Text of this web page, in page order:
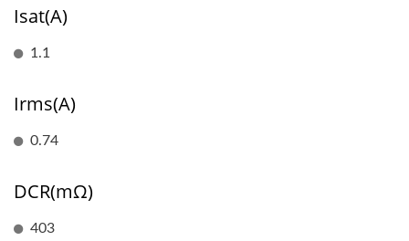
Isat(A)
1.1
Irms(A)
0.74
DCR(mΩ)
403